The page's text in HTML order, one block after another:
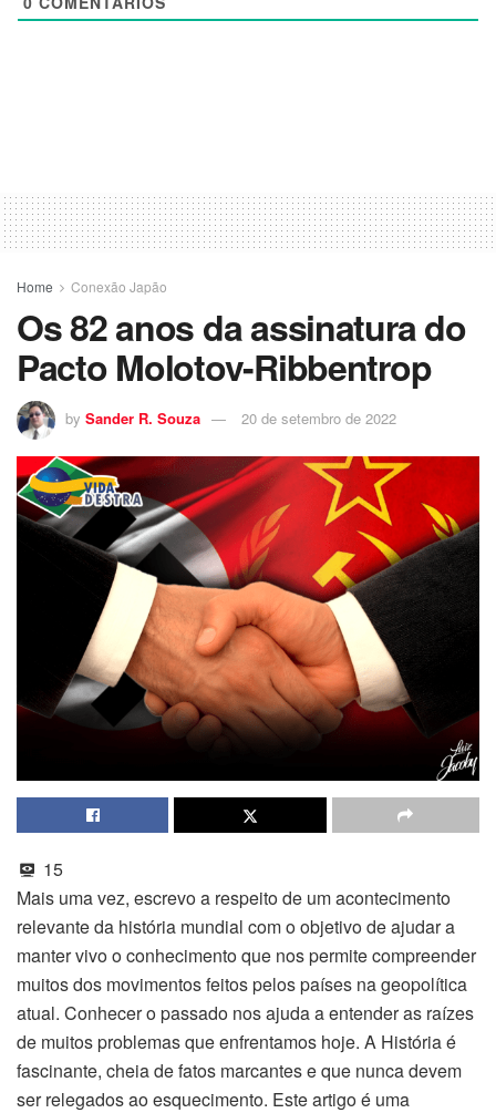
Home Conexão Japão
Os 82 anos da assinatura do
Pacto Molotov-Ribbentrop
by Sander R. Souza 20 de setembro de 2022
15
Mais uma vez, escrevo a respeito de um acontecimento
relevante da história mundial com o objetivo de ajudar a
manter vivo o conhecimento que nos permite compreender
muitos dos movimentos feitos pelos países na geopolítica
atual. Conhecer o passado nos ajuda a entender as raízes
de muitos problemas que enfrentamos hoje. A História é
fascinante, cheia de fatos marcantes e que nunca devem
ser relegados ao esquecimento. Este artigo é uma